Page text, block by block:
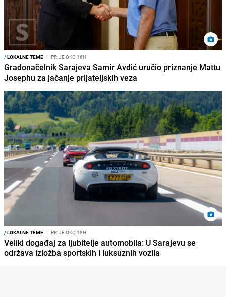
/LOKALNE TEME I PRIJE OKO 16H
Gradonačelnik Sarajeva Samir Avdić uručio priznanje Mattu
Josephu za jačanje prijateljskih veza
/LOKALNE TEME I PRIJE OKO 18H
Veliki događaj za ljubitelje automobila: U Sarajevu se
održava izložba sportskih i luksuznih vozila